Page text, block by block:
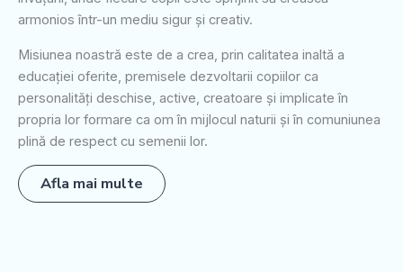
armonios într-un mediu sigur și creativ.
Misiunea noastră este de a crea, prin calitatea inaltă a
educației oferite, premisele dezvoltarii copiilor ca
personalități deschise, active, creatoare și implicate în
propria lor formare ca om în mijlocul naturii și în comuniunea
plină de respect cu semenii lor.
Afla mai multe